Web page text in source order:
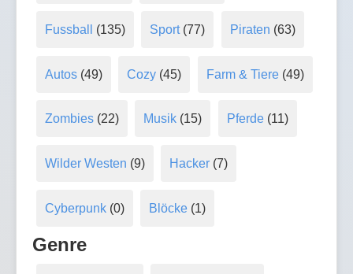
Fussball (135) Sport(77) Piraten (63)
Autos(49) Cozy (45) Farm & Tiere(49)
Zombies(22) Musik (15) Pferde(11)
Wilder Westen (9) Hacker (7)
Cyberpunk(0) Blöcke (1)
Genre